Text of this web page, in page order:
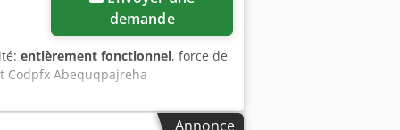
demande
entièrement fonctionnel, force de
Codpfx Abequqpajreha
Annonce